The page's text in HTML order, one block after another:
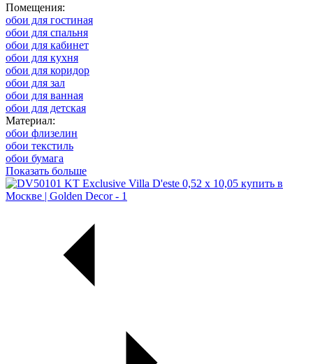
Помещения:
обои для гостиная
обои для спальня
обои для кабинет
обои для кухня
обои для коридор
обои для зал
обои для ванная
обои для детская
Материал:
обои флизелин
обои текстиль
обои бумага
Показать больше